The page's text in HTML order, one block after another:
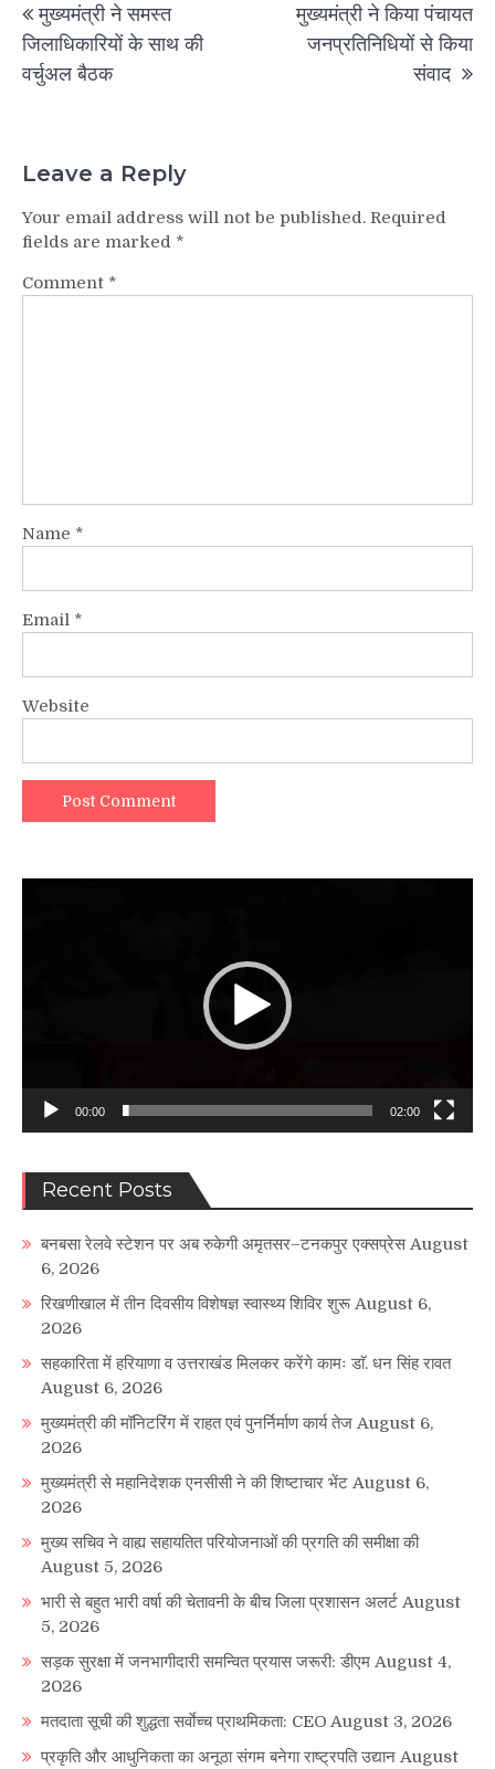
navigation
मुख्यमंत्री ने समस्त
जिलाधिकारियों के साथ की
वर्चुअल बैठक
मुख्यमंत्री ने किया पंचायत
जनप्रतिनिधियों से किया
संवाद
Leave a Reply
Your email address will not be published. Required
fields are marked *
Comment *
Name *
Email *
Website
00:00 02:00
Recent Posts
बनबसा रेलवे स्टेशन पर अब रुकेगी अमृतसर–टनकपुर एक्सप्रेस August
6, 2026
रिखणीखाल में तीन दिवसीय विशेषज्ञ स्वास्थ्य शिविर शुरू August 6,
2026
सहकारिता में हरियाणा व उत्तराखंड मिलकर करेंगे कामः डाॅ. धन सिंह रावत
August 6, 2026
मुख्यमंत्री की मॉनिटरिंग में राहत एवं पुनर्निर्माण कार्य तेज August 6,
2026
मुख्यमंत्री से महानिदेशक एनसीसी ने की शिष्टाचार भेंट August 6,
2026
मुख्य सचिव ने वाह्य सहायतित परियोजनाओं की प्रगति की समीक्षा की
August 5, 2026
भारी से बहुत भारी वर्षा की चेतावनी के बीच जिला प्रशासन अलर्ट August
5, 2026
सड़क सुरक्षा में जनभागीदारी समन्वित प्रयास जरूरी: डीएम August 4,
2026
मतदाता सूची की शुद्धता सर्वाेच्च प्राथमिकता: CEO August 3, 2026
प्रकृति और आधुनिकता का अनूठा संगम बनेगा राष्ट्रपति उद्यान August